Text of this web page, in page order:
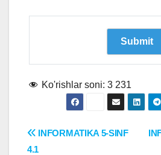
Ko'rishlar soni: 3 231
Post
INFORMATIKA 5-SINF
4.1